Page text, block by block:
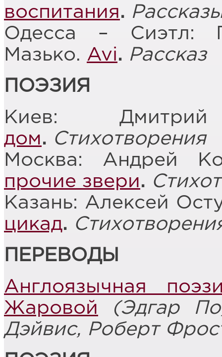
воспитания.
Одесса – Сиэтл:
Мазько. Avi. Рассказ
ПОЭЗИЯ
Киев:
дом. Стихотворения
Москва: Андрей
прочие звери.
Казань: Алексей
цикад.
ПЕРЕВОДЫ
Англоязычная
Жаровой
(Эдгар
Дэйвис, Роберт